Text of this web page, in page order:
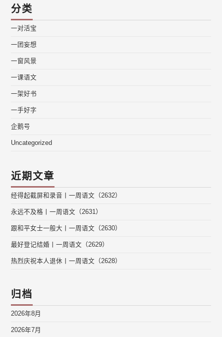
分类
一对活宝
一团妄想
一窗风景
一课语文
一架好书
一手好字
企鹅号
Uncategorized
近期文章
经得起截屏和录音丨一周语文（2632）
永远不及格丨一周语文（2631）
跟和平女士一般大丨一周语文（2630）
最好登记结婚丨一周语文（2629）
热烈庆祝本人退休丨一周语文（2628）
归档
2026年8月
2026年7月